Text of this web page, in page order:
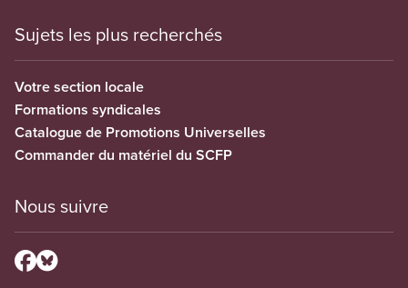
Sujets les plus recherchés
Votre section locale
Formations syndicales
Catalogue de Promotions Universelles
Commander du matériel du SCFP
Nous suivre